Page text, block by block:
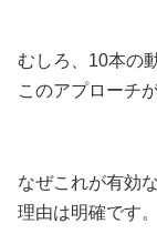
むしろ、10本の
このアプローチ
なぜこれが有効な
理由は明確です。